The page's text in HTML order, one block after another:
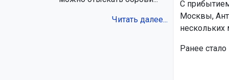
Читать далее...
С
Москвы,
нескольких
Ранее